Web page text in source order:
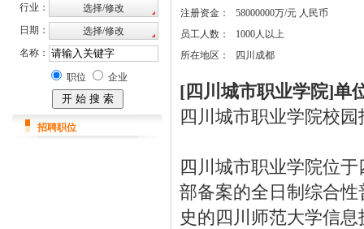
行业：
日期：
名称：
职位 企业
招聘职位
注册资金：
58000000万/元 人民币
员工人数：
1000人以上
所在地区：
四川成都
[四川城市职业学院]单
四川城市职业学院校园
四川城市职业学院位
部备案的全日制综合
史的四川师范大学信